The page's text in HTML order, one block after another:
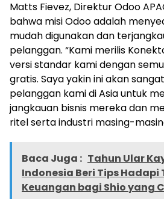
Matts Fievez, Direktur Odoo
bahwa misi Odoo adalah
mudah digunakan dan
pelanggan. “Kami merilis
versi standar kami dengan
gratis. Saya yakin ini akan
pelanggan kami di Asia untuk
jangkauan bisnis mereka dan
ritel serta industri masing-
Baca Juga : Tahun Ular
Indonesia Beri Tips
Keuangan bagi Shio yang